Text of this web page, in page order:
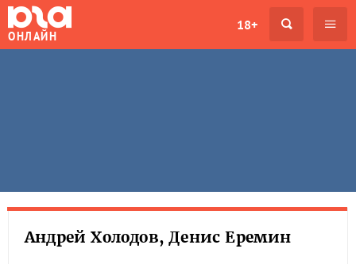
ОНЛАЙН
18+
Андрей Холодов, Денис Еремин